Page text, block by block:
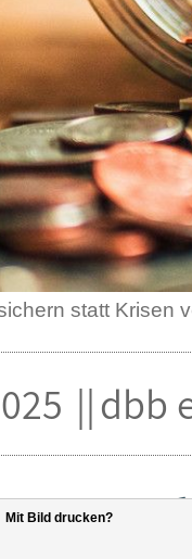
statt Krisen
dbb
Mit Bild drucken?